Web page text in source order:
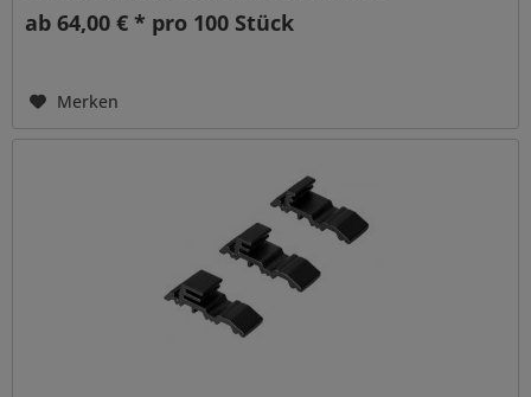
ab 64,00 € * pro 100 Stück
Merken